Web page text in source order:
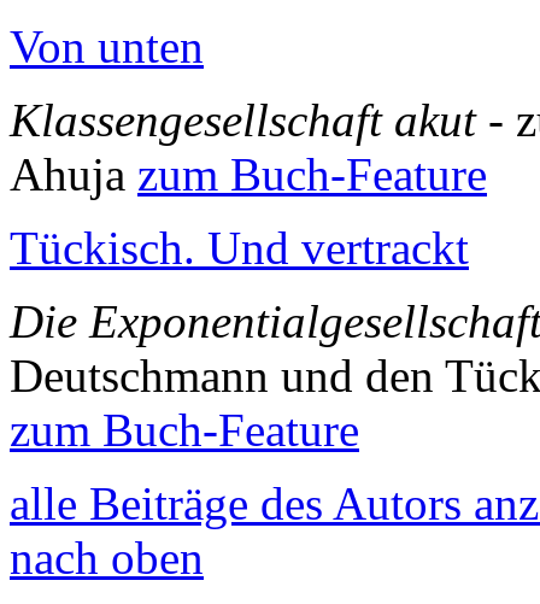
Von unten
Klassengesellschaft akut-
Ahuja zum Buch-Feature
Tückisch. Und vertrackt
Die
Deutschmann und den
zum Buch-Feature
alle Beiträge des Autors
nach oben